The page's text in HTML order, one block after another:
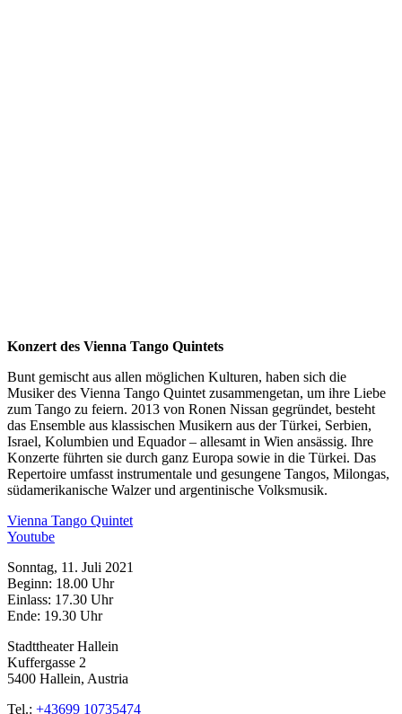
Konzert des Vienna Tango Quintets
Bunt gemischt aus allen möglichen Kulturen, haben sich die
Musiker des Vienna Tango Quintet zusammengetan, um ihre Liebe
zum Tango zu feiern. 2013 von Ronen Nissan gegründet, besteht
das Ensemble aus klassischen Musikern aus der Türkei, Serbien,
Israel, Kolumbien und Equador – allesamt in Wien ansässig. Ihre
Konzerte führten sie durch ganz Europa sowie in die Türkei. Das
Repertoire umfasst instrumentale und gesungene Tangos, Milongas,
südamerikanische Walzer und argentinische Volksmusik.
Vienna Tango Quintet
Youtube
Sonntag, 11. Juli 2021
Beginn: 18.00 Uhr
Einlass: 17.30 Uhr
Ende: 19.30 Uhr
Stadttheater Hallein
Kuffergasse 2
5400 Hallein, Austria
Tel.: +43699 10735474